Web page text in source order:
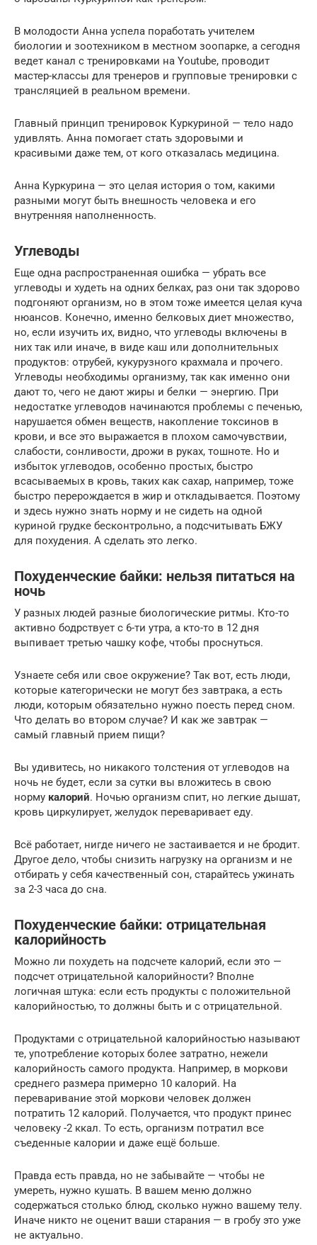
В молодости Анна успела поработать учителем
биологии и зоотехником в местном зоопарке, а сегодня
ведет канал с тренировками на Youtube, проводит
мастер-классы для тренеров и групповые тренировки с
трансляцией в реальном времени.
Главный принцип тренировок Куркуриной — тело надо
удивлять. Анна помогает стать здоровыми и
красивыми даже тем, от кого отказалась медицина.
Анна Куркурина — это целая история о том, какими
разными могут быть внешность человека и его
внутренняя наполненность.
Углеводы
Еще одна распространенная ошибка — убрать все
углеводы и худеть на одних белках, раз они так здорово
подгоняют организм, но в этом тоже имеется целая куча
нюансов. Конечно, именно белковых диет множество,
но, если изучить их, видно, что углеводы включены в
них так или иначе, в виде каш или дополнительных
продуктов: отрубей, кукурузного крахмала и прочего.
Углеводы необходимы организму, так как именно они
дают то, чего не дают жиры и белки — энергию. При
недостатке углеводов начинаются проблемы с печенью,
нарушается обмен веществ, накопление токсинов в
крови, и все это выражается в плохом самочувствии,
слабости, сонливости, дрожи в руках, тошноте. Но и
избыток углеводов, особенно простых, быстро
всасываемых в кровь, таких как сахар, например, тоже
быстро перерождается в жир и откладывается. Поэтому
и здесь нужно знать норму и не сидеть на одной
куриной грудке бесконтрольно, а подсчитывать БЖУ
для похудения. А сделать это легко.
Похуденческие байки: нельзя питаться на
ночь
У разных людей разные биологические ритмы. Кто-то
активно бодрствует с 6-ти утра, а кто-то в 12 дня
выпивает третью чашку кофе, чтобы проснуться.
Узнаете себя или свое окружение? Так вот, есть люди,
которые категорически не могут без завтрака, а есть
люди, которым обязательно нужно поесть перед сном.
Что делать во втором случае? И как же завтрак —
самый главный прием пищи?
Вы удивитесь, но никакого толстения от углеводов на
ночь не будет, если за сутки вы вложитесь в свою
норму калорий. Ночью организм спит, но легкие дышат,
кровь циркулирует, желудок переваривает еду.
Всё работает, нигде ничего не застаивается и не бродит.
Другое дело, чтобы снизить нагрузку на организм и не
отбирать у себя качественный сон, старайтесь ужинать
за 2-3 часа до сна.
Похуденческие байки: отрицательная
калорийность
Можно ли похудеть на подсчете калорий, если это —
подсчет отрицательной калорийности? Вполне
логичная штука: если есть продукты с положительной
калорийностью, то должны быть и с отрицательной.
Продуктами с отрицательной калорийностью называют
те, употребление которых более затратно, нежели
калорийность самого продукта. Например, в моркови
среднего размера примерно 10 калорий. На
переваривание этой моркови человек должен
потратить 12 калорий. Получается, что продукт принес
человеку -2 ккал. То есть, организм потратил все
съеденные калории и даже ещё больше.
Правда есть правда, но не забывайте — чтобы не
умереть, нужно кушать. В вашем меню должно
содержаться столько блюд, сколько нужно вашему телу.
Иначе никто не оценит ваши старания — в гробу это уже
не актуально.